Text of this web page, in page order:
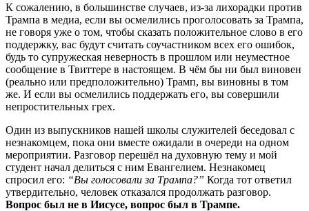
К сожалению, в большинстве случаев, из-за лихорадки против
Трампа в медиа, если вы осмелились проголосовать за Трампа,
не говоря уже о том, чтобы сказать положительное слово в его
поддержку, вас будут считать соучастником всех его ошибок,
будь то супружеская неверность в прошлом или неуместное
сообщение в Твиттере в настоящем. В чём бы ни был виновен
(реально или предположительно) Трамп, вы виновны в том
же. И если вы осмелились поддержать его, вы совершили
непростительных грех.
Один из выпускников нашей школы служителей беседовал с
незнакомцем, пока они вместе ожидали в очереди на одном
мероприятии. Разговор перешёл на духовную тему и мой
студент начал делиться с ним Евангелием. Незнакомец
спросил его: “Вы голосовали за Трампа?” Когда тот ответил
утвердительно, человек отказался продолжать разговор.
Вопрос был не в Иисусе, вопрос был в Трампе.